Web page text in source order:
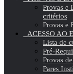
Provas e
critérios
Provas e
ACESSO AO
Lista de
Pré-
Provas
Pares